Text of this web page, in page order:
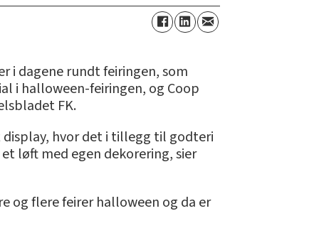
i dagene rundt feiringen, som
i halloween-feiringen, og Coop
FK.
hvor det i tillegg til godteri
løft med egen dekorering, sier
og flere feirer halloween og da er